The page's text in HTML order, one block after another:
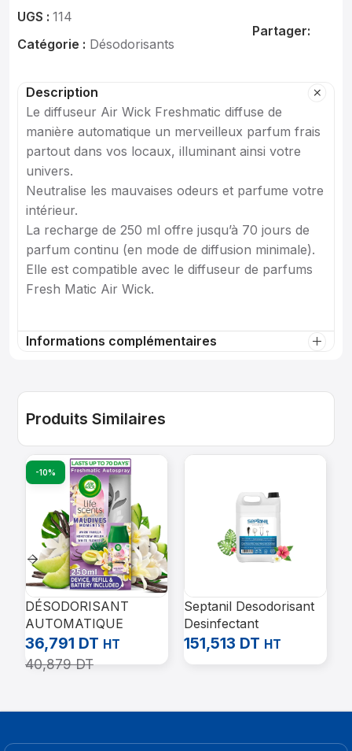
UGS : 114
Catégorie : Désodorisants
Partager:
Description
Le diffuseur Air Wick Freshmatic diffuse de
manière automatique un merveilleux parfum frais
partout dans vos locaux, illuminant ainsi votre
univers.
Neutralise les mauvaises odeurs et parfume votre
intérieur.
La recharge de 250 ml offre jusqu’à 70 jours de
parfum continu (en mode de diffusion minimale).
Elle est compatible avec le diffuseur de parfums
Fresh Matic Air Wick.
Informations complémentaires
Produits Similaires
-10%
DÉSODORISANT
AUTOMATIQUE
FRESHMATIC PURE
250ML AIR WICK
36,791 DT HT
40,879DT
Septanil Desodorisant
Desinfectant
Antiseptique Exotique
151,513 DT HT